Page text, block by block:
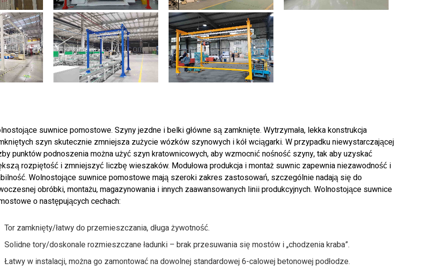
suwnice pomostowe. Szyny jezdne i belki główne są zamknięte. Wytrzymała, lekka konstrukcja
szyn skutecznie zmniejsza zużycie wózków szynowych i kół wciągarki. W przypadku niewystarczającej
punktów podnoszenia można użyć szyn kratownicowych, aby wzmocnić nośność szyny, tak aby uzyskać
rozpiętość i zmniejszyć liczbę wieszaków. Modułowa produkcja i montaż suwnic zapewnia niezawodność i
Wolnostojące suwnice pomostowe mają szeroki zakres zastosowań, szczególnie nadają się do
obróbki, montażu, magazynowania i innych zaawansowanych linii produkcyjnych. Wolnostojące suwnice
o następujących cechach:
Tor zamknięty/łatwy do przemieszczania, długa żywotność.
Solidne tory/doskonale rozmieszczane ładunki – brak przesuwania się mostów i „chodzenia kraba”.
Łatwy w instalacji, można go zamontować na dowolnej standardowej 6-calowej betonowej podłodze.